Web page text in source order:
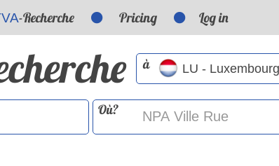
-Recherche Pricing Log in
à
Où?